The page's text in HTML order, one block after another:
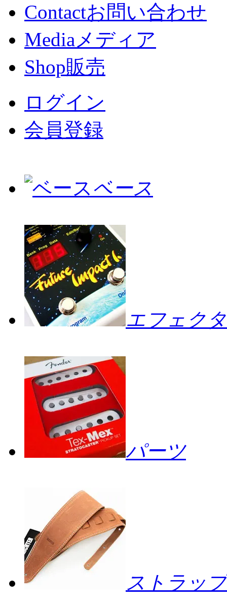
Contactお問い合わせ
Mediaメディア
Shop販売
ログイン
会員登録
ベース
エフェク
パーツ
ストラップ